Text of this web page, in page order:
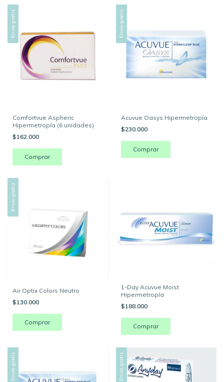
Envío gratis
Comfortvue Aspheric
Hipermetropía (6 unidades)
$162.000
Comprar
Envío gratis
Acuvue Oasys Hipermetropía
$230.000
Comprar
Envío gratis
Air Optix Colors Neutro
$130.000
Comprar
1-Day Acuvue Moist
Hipermetropía
$188.000
Comprar
Envío gratis Envío gratis